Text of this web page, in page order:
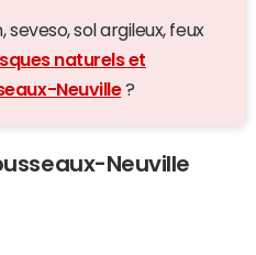
seveso, sol argileux, feux
naturels et
Neuville?
Neuville